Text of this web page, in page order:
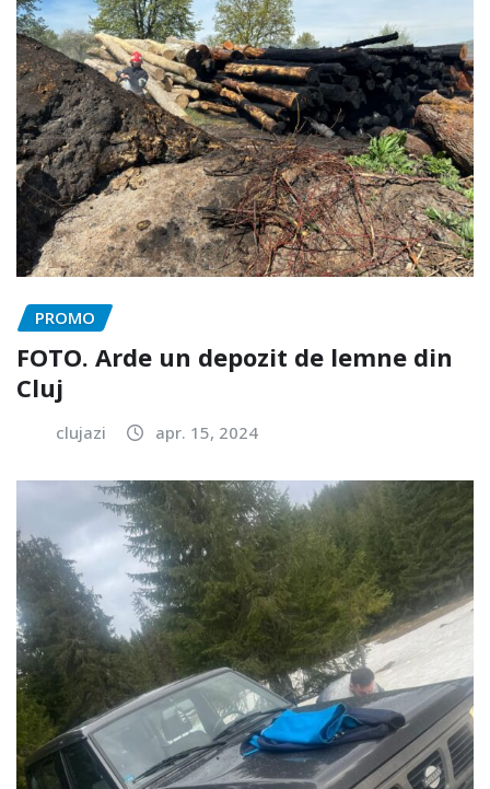
PROMO
FOTO. Arde un depozit de lemne din
Cluj
clujazi apr. 15, 2024